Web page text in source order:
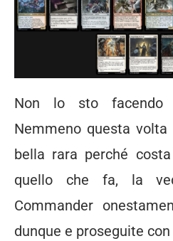
Non lo sto facendo
Nemmeno questa
bella rara perché
quello che fa, la
Commander
dunque e proseguite